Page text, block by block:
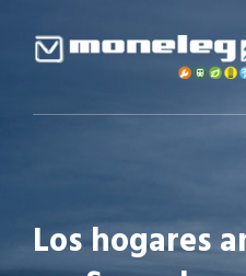
content
Los hogares